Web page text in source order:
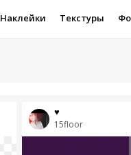
Наклейки Текстуры
15floor
♥